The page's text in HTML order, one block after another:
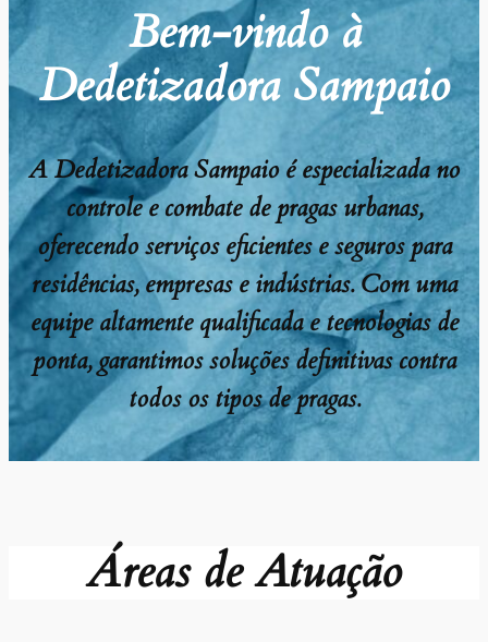
Bem-vindo à
Dedetizadora Sampaio
A Dedetizadora Sampaio é especializada no
controle e combate de pragas urbanas,
oferecendo serviços eficientes e seguros para
residências, empresas e indústrias. Com uma
equipe altamente qualificada e tecnologias de
ponta, garantimos soluções definitivas contra
todos os tipos de pragas.
Áreas de Atuação